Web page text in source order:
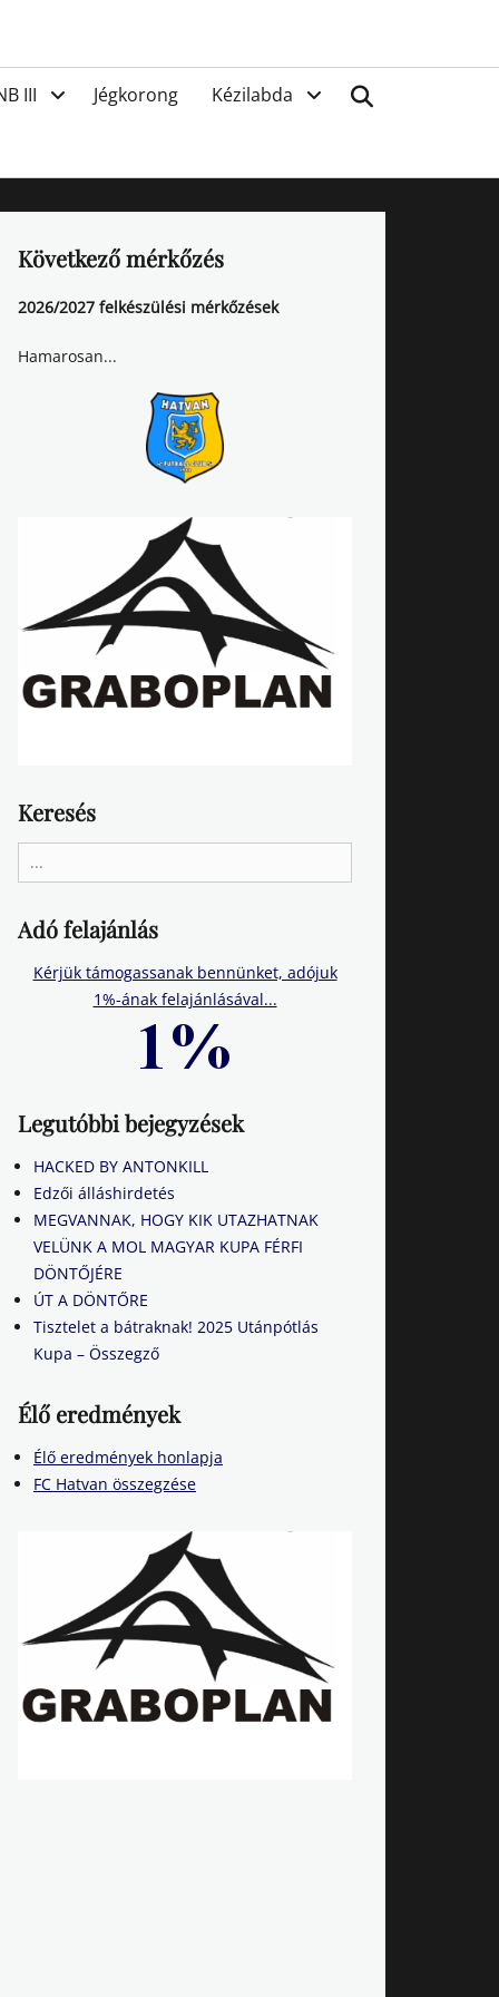
III Jégkorong Kézilabda
Következő mérkőzés
2026/2027 felkészülési mérkőzések
Hamarosan...
Keresés
for:
Adó felajánlás
Kérjük támogassanak bennünket, adójuk
1%-ának felajánlásával...
Legutóbbi bejegyzések
HACKED BY ANTONKILL
Edzői álláshirdetés
MEGVANNAK, HOGY KIK UTAZHATNAK
VELÜNK A MOL MAGYAR KUPA FÉRFI
DÖNTŐJÉRE
ÚT A DÖNTŐRE
Tisztelet a bátraknak! 2025 Utánpótlás
Kupa – Összegző
Élő eredmények
Élő eredmények honlapja
FC Hatvan összegzése